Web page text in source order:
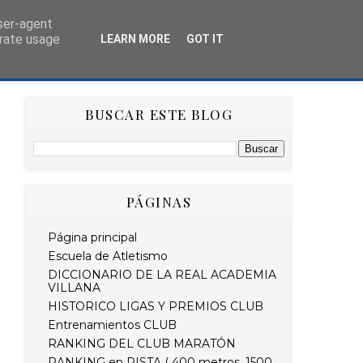
HISTÓRICO RETO STRAVA DEL MES
BUSCAR ESTE BLOG
PÁGINAS
Página principal
Escuela de Atletismo
DICCIONARIO DE LA REAL ACADEMIA
VILLANA
HISTORICO LIGAS Y PREMIOS CLUB
Entrenamientos CLUB
RANKING DEL CLUB MARATÓN
agent
usage
LEARN MORE GOT IT